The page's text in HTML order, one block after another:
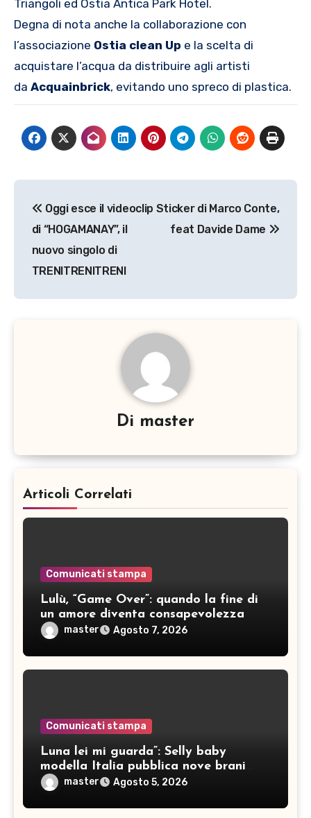
Triangoli ed Ostia Antica Park Hotel.
Degna di nota anche la collaborazione con
l’associazione Ostia clean Up e la scelta di
acquistare l’acqua da distribuire agli artisti
da Acquainbrick, evitando uno spreco di plastica.
articoli
Oggi esce il videoclip
di “HOGAMANAY”, il
nuovo singolo di
TRENITRENITRENI
Sticker di Marco Conte,
feat Davide Dame
Di master
Articoli Correlati
Comunicati stampa
Lulù, “Game Over”: quando la fine di
un amore diventa consapevolezza
master Agosto 7, 2026
Comunicati stampa
Luna lei mi guarda”: Selly baby
modella Italia pubblica nove brani
ineditimaster Agosto 5, 2026